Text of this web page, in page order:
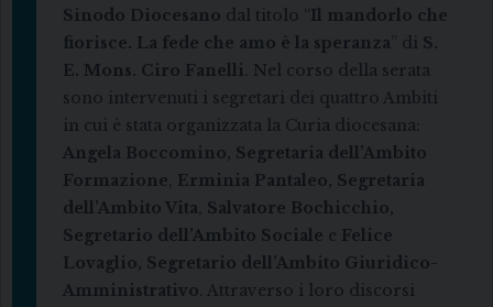
Sinodo Diocesano dal titolo “Il mandorlo che
fiorisce. La fede che amo è la speranza ” di S.
E. Mons. Ciro Fanelli . Nel corso della serata
sono intervenuti i segretari dei quattro Ambiti
in cui è stata organizzata la Curia diocesana:
Angela Boccomino, Segretaria dell’Ambito
Formazione
Erminia Pantaleo, Segretaria
dell’Ambito Vita Salvatore Bochicchio,
Segretario dell’Ambito Sociale e Felice
Lovaglio, Segretario dell’Ambito Giuridico-
Amministrativo . Attraverso i loro discorsi